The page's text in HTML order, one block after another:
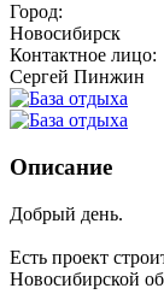
Город:
Новосибирск
Контактное лицо:
Сергей Пинжин
Описание
Добрый день.
Есть проект
Новосибирской